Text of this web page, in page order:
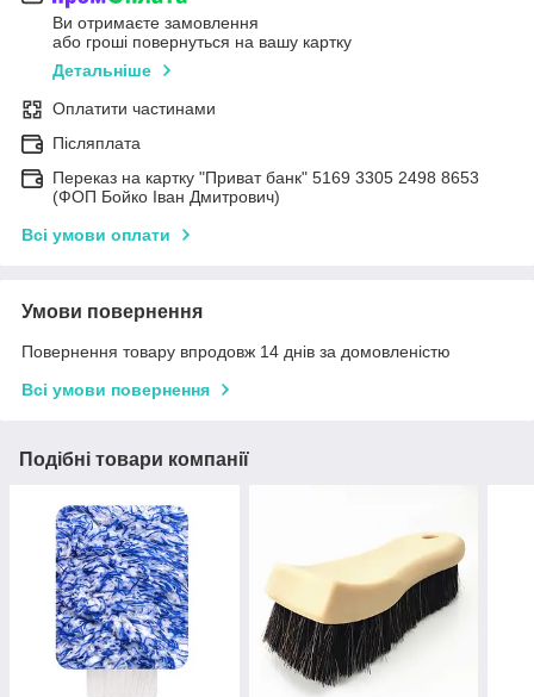
Ви отримаєте замовлення
або гроші повернуться на вашу картку
Детальніше
Оплатити частинами
Післяплата
Переказ на картку "Приват банк" 5169 3305 2498 8653
(ФОП Бойко Іван Дмитрович)
Всі умови оплати
Умови повернення
Повернення товару впродовж 14 днів за домовленістю
Всі умови повернення
Подібні товари компанії